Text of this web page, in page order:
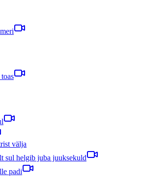
välja
sul helgib juba juuksekuld
padi